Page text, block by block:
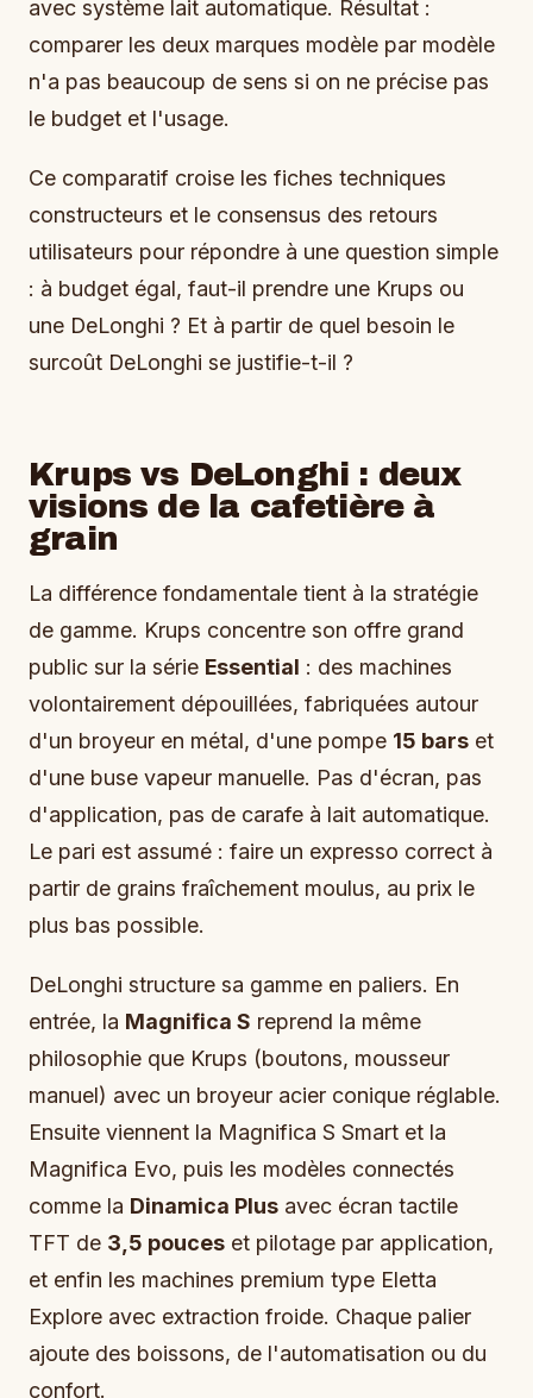
avec système lait automatique. Résultat :
comparer les deux marques modèle par modèle
n'a pas beaucoup de sens si on ne précise pas
le budget et l'usage.
Ce comparatif croise les fiches techniques
constructeurs et le consensus des retours
utilisateurs pour répondre à une question simple
: à budget égal, faut-il prendre une Krups ou
une DeLonghi ? Et à partir de quel besoin le
surcoût DeLonghi se justifie-t-il ?
Krups vs DeLonghi : deux
visions de la cafetière à
grain
La différence fondamentale tient à la stratégie
de gamme. Krups concentre son offre grand
public sur la série Essential : des machines
volontairement dépouillées, fabriquées autour
d'un broyeur en métal, d'une pompe 15 bars et
d'une buse vapeur manuelle. Pas d'écran, pas
d'application, pas de carafe à lait automatique.
Le pari est assumé : faire un expresso correct à
partir de grains fraîchement moulus, au prix le
plus bas possible.
DeLonghi structure sa gamme en paliers. En
entrée, la Magnifica S reprend la même
philosophie que Krups (boutons, mousseur
manuel) avec un broyeur acier conique réglable.
Ensuite viennent la Magnifica S Smart et la
Magnifica Evo, puis les modèles connectés
comme la Dinamica Plus avec écran tactile
TFT de 3,5 pouces et pilotage par application,
et enfin les machines premium type Eletta
Explore avec extraction froide. Chaque palier
ajoute des boissons, de l'automatisation ou du
confort.